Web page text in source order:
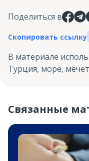
Поделиться в
Скопировать ссылку
В материале
Турция, море,
Связанные